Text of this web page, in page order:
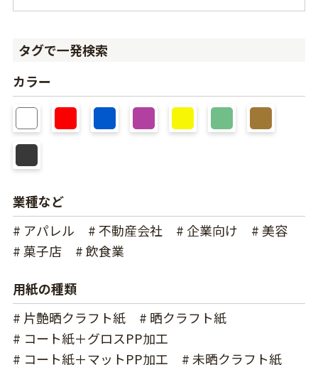
タグで一発検索
カラー
業種など
# アパレル
# 不動産会社 # 企業向け
# 美容
# 菓子店
# 飲食業
用紙の種類
# 片艶晒クラフト紙
# 晒クラフト紙
# コート紙＋グロスPP加工
# コート紙＋マットPP加工
# 未晒クラフト紙